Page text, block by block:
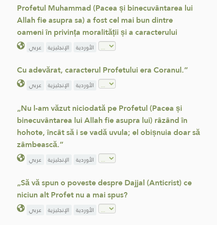
Profetul Muhammad (Pacea și binecuvântarea lui
Allah fie asupra sa) a fost cel mai bun dintre
oameni în privința moralității și a caracterului
عربي الإنجليزية الأوردية
Cu adevărat, caracterul Profetului era Coranul.”
عربي الإنجليزية الأوردية
„Nu l-am văzut niciodată pe Profetul (Pacea și
binecuvântarea lui Allah fie asupra lui) râzând în
hohote, încât să i se vadă uvula; el obișnuia doar să
zâmbească.”
عربي الإنجليزية الأوردية
„Să vă spun o poveste despre Dajjal (Anticrist) ce
niciun alt Profet nu a mai spus?
عربي الإنجليزية الأوردية